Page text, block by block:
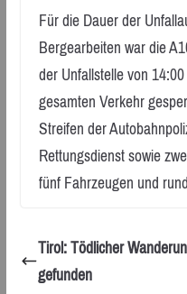
Für die Dauer der
Bergearbeiten war die
der Unfallstelle von
gesamten Verkehr
Streifen der
Rettungsdienst sowie
fünf Fahrzeugen und
Tirol: Tödlicher
gefunden